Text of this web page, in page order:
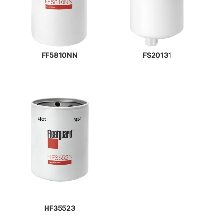
FF5810NN FS20131
HF35523